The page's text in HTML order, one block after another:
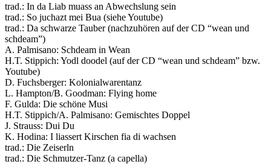
trad.: In da Liab muass an Abwechslung sein
trad.: So juchazt mei Bua (siehe Youtube)
trad.: Da schwarze Tauber (nachzuhören auf der CD “wean und
schdeam”)
A. Palmisano: Schdeam in Wean
H.T. Stippich: Yodl doodel (auf der CD “wean und schdeam” bzw.
Youtube)
D. Fuchsberger: Kolonialwarentanz
L. Hampton/B. Goodman: Flying home
F. Gulda: Die schöne Musi
H.T. Stippich/A. Palmisano: Gemischtes Doppel
J. Strauss: Dui Du
K. Hodina: I liassert Kirschen fia di wachsen
trad.: Die Zeiserln
trad.: Die Schmutzer-Tanz (a capella)